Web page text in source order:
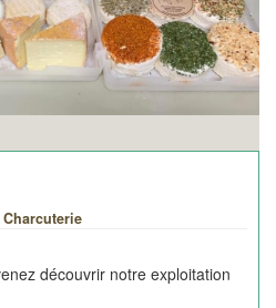
découvrir notre exploitation